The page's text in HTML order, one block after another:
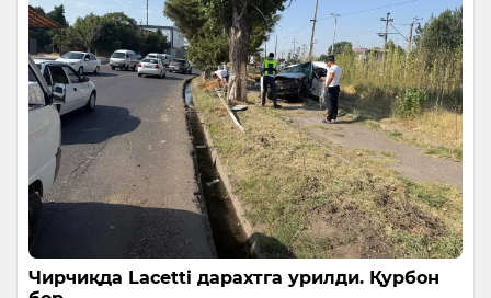
Чирчиқда Lacetti дарахтга урилди. Қурбон